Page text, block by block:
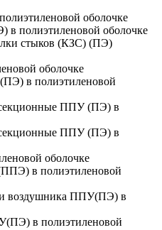
оболочке
полиэтиленовой оболочке
стыков (КЗС) (ПЭ)
оболочке
в полиэтиленовой
ППУ (ПЭ) в
ППУ (ПЭ) в
оболочке
в полиэтиленовой
воздушника ППУ(ПЭ) в
в полиэтиленовой